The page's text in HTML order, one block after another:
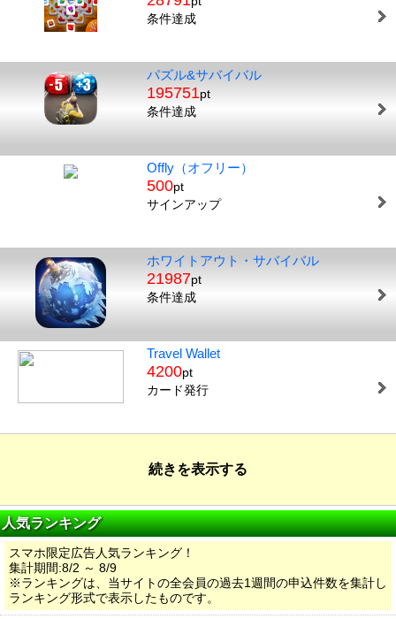
条件達成
パズル&サバイバル
195751pt
条件達成
Offly（オフリー）
500pt
サインアップ
ホワイトアウト・サバイバル
21987pt
条件達成
Travel Wallet
4200pt
カード発行
続きを表示する
人気ランキング
スマホ限定広告人気ランキング！
集計期間:8/2 ～ 8/9
※ランキングは、当サイトの全会員の過去1週間の申込件数を集計し
ランキング形式で表示したものです。